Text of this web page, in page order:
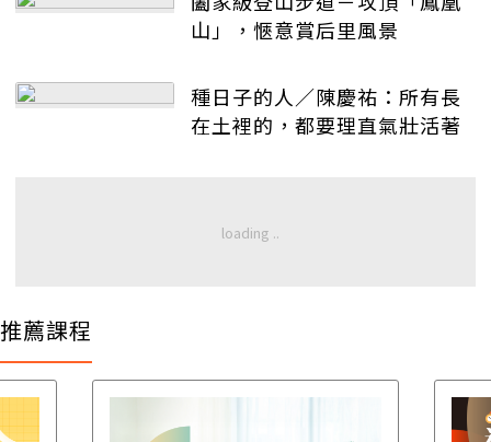
山」，愜意賞后里風景
種日子的人／陳慶祐：所有長
在土裡的，都要理直氣壯活著
推薦課程